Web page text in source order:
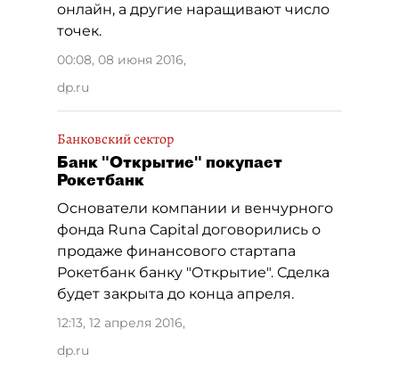
онлайн, а другие наращивают число
точек.
00:08, 08 июня 2016,
dp.ru
Банковский сектор
Банк "Открытие" покупает
Рокетбанк
Основатели компании и венчурного
фонда Runa Capital договорились о
продаже финансового стартапа
Рокетбанк банку "Открытие". Сделка
будет закрыта до конца апреля.
12:13, 12 апреля 2016,
dp.ru